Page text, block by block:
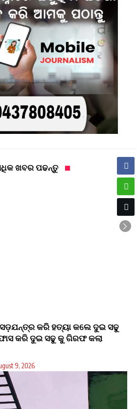
ଖବର ପଢନ୍ତୁ
କରି ହତ୍ୟା କଲେ ଦୁଇ ସଢୁ
କରି ଦୁଇ ସଢୁ କୁ ଗିରଫ କଲା
9, 2026